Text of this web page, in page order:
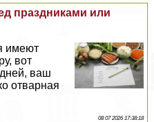
праздниками или
имеют
вот
ваш
отварная
08 07 2026 17:38:18